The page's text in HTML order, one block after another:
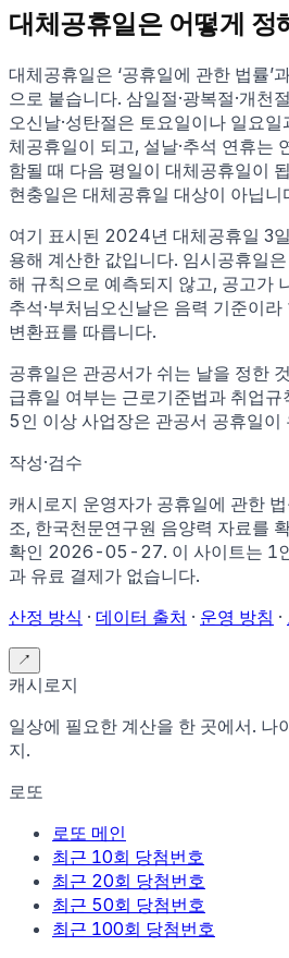
대체공휴일은 어떻게 정
대체공휴일은 ‘공휴일에 관한 법률’
으로 붙습니다. 삼일절·광복절·개천
오신날·성탄절은 토요일이나 일요
체공휴일이 되고, 설날·추석 연휴는
함될 때 다음 평일이 대체공휴일이
현충일은 대체공휴일 대상이 아닙니
여기 표시된 2024년 대체공휴일 3
용해 계산한 값입니다. 임시공휴일
해 규칙으로 예측되지 않고, 공고가
추석·부처님오신날은 음력 기준이
변환표를 따릅니다.
공휴일은 관공서가 쉬는 날을 정한
급휴일 여부는 근로기준법과 취업규
5인 이상 사업장은 관공서 공휴일이
작성·검수
캐시로지 운영자가 공휴일에 관한
조, 한국천문연구원 음양력 자료를
확인 2026-05-27. 이 사이트는 1
과 유료 결제가 없습니다.
산정 방식 · 데이터 출처 · 운영 방침 ·
↗
캐시로지
일상에 필요한 계산을 한 곳에서. 나
지.
로또
로또 메인
최근 10회 당첨번호
최근 20회 당첨번호
최근 50회 당첨번호
최근 100회 당첨번호